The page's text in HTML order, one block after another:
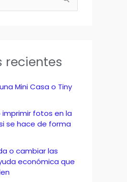
recientes
Mini Casa o Tiny
fotos en la
se hace de forma
o cambiar las
económica que